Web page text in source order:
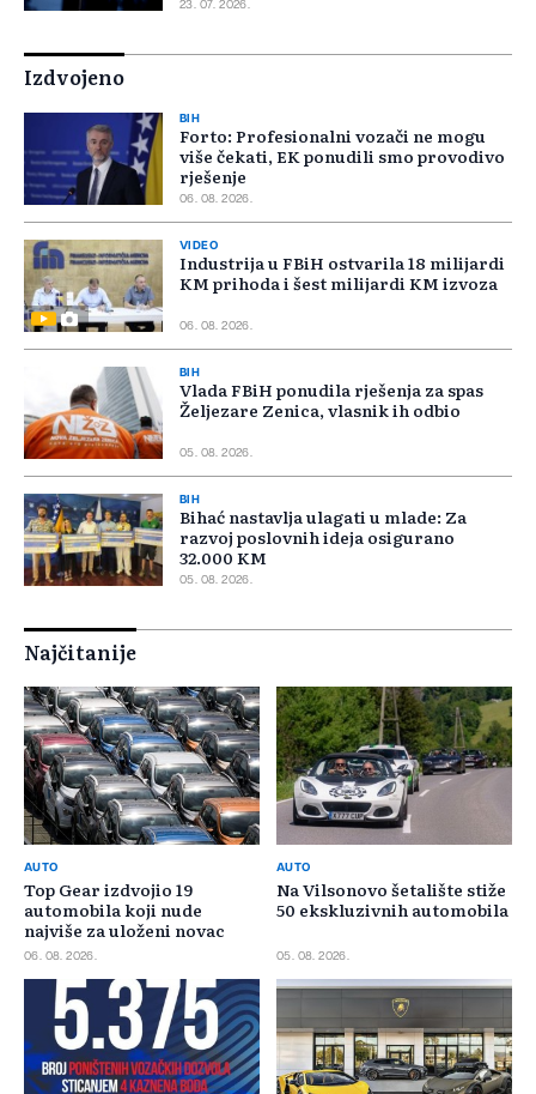
23. 07. 2026.
Izdvojeno
BIH
Forto: Profesionalni vozači ne mogu
više čekati, EK ponudili smo provodivo
rješenje
06. 08. 2026.
VIDEO
Industrija u FBiH ostvarila 18 milijardi
KM prihoda i šest milijardi KM izvoza
06. 08. 2026.
BIH
Vlada FBiH ponudila rješenja za spas
Željezare Zenica, vlasnik ih odbio
05. 08. 2026.
BIH
Bihać nastavlja ulagati u mlade: Za
razvoj poslovnih ideja osigurano
32.000 KM
05. 08. 2026.
Najčitanije
AUTO
Top Gear izdvojio 19
automobila koji nude
najviše za uloženi novac
06. 08. 2026.
AUTO
Na Vilsonovo šetalište stiže
50 ekskluzivnih automobila
05. 08. 2026.